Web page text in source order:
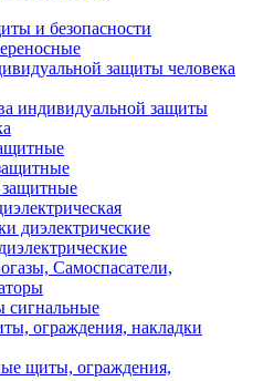
и безопасности
защиты человека
индивидуальной защиты
диэлектрические
Самоспасатели,
сигнальные
ограждения, накладки
щиты, ограждения,